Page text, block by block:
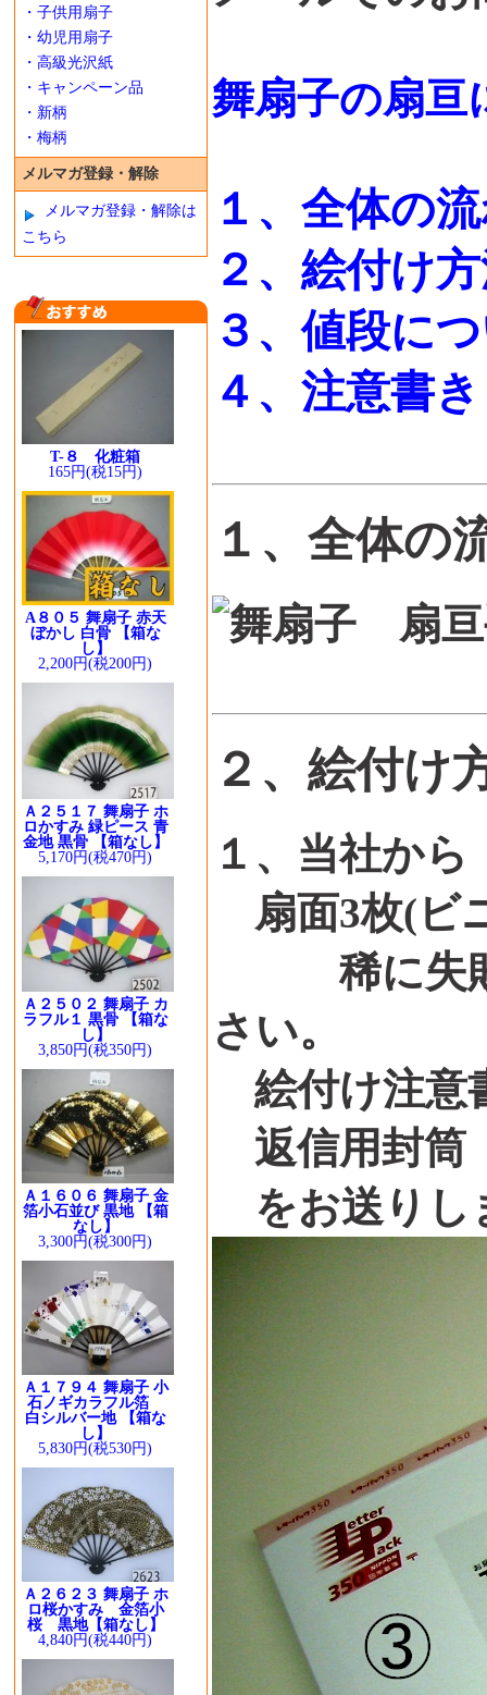
・子供用扇子
・幼児用扇子
・高級光沢紙
・キャンペーン品
・新柄
・梅柄
メルマガ登録・解除
メルマガ登録・解除は
こちら
T-８ 化粧箱
165円(税15円)
A８０５ 舞扇子 赤天
ぼかし 白骨 【箱な
し】
2,200円(税200円)
Ａ２５１７ 舞扇子 ホ
ロかすみ 緑ピース 青
金地 黒骨 【箱なし】
5,170円(税470円)
Ａ２５０２ 舞扇子 カ
ラフル１ 黒骨 【箱な
し】
3,850円(税350円)
Ａ１６０６ 舞扇子 金
箔小石並び 黒地 【箱
なし】
3,300円(税300円)
Ａ１７９４ 舞扇子 小
石ノギカラフル箔
白シルバー地 【箱な
し】
5,830円(税530円)
Ａ２６２３ 舞扇子 ホ
ロ桜かすみ 金箔小
桜 黒地【箱なし】
4,840円(税440円)
舞扇子の扇亘
１、全体の
２、絵付け
３、値段に
４、注意書
１、全体の
２、絵付け
１、当社から
扇面3枚(ビ
稀に失敗
さい。
絵付け注意
返信用封筒
をお送りし